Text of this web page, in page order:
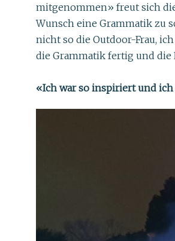
mitgenommen» freut sich
Wunsch eine Grammatik zu
nicht so die Outdoor-Frau,
die Grammatik fertig und die
«Ich war so inspiriert und